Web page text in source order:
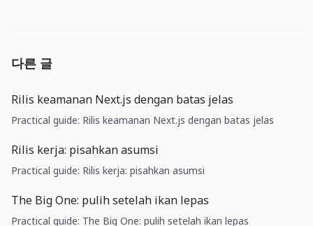
다른 글
Rilis keamanan Next.js dengan batas jelas
Practical guide: Rilis keamanan Next.js dengan batas jelas
Rilis kerja: pisahkan asumsi
Practical guide: Rilis kerja: pisahkan asumsi
The Big One: pulih setelah ikan lepas
Practical guide: The Big One: pulih setelah ikan lepas